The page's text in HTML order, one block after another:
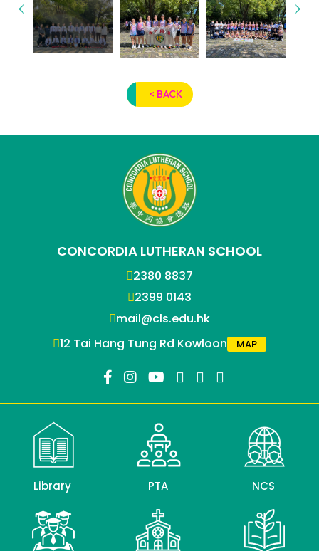
< BACK
CONCORDIA LUTHERAN SCHOOL
2380 8837
2399 0143
mail@cls.edu.hk
12 Tai Hang Tung Rd Kowloon
MAP
Library PTA NCS